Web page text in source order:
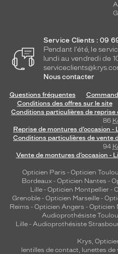
Service Clients : 09
Pendant l'été, le
lundi au vendredi de
Nous contacter
Questions fréquentes
Conditions des offres sur le site
Conditions particulières de reprise
86
Reprise de montures d’occasion
Conditions particulières de vente
94
Vente de montures d’occasion -
Opticien Paris - Opticien
Bordeaux- Opticien Nantes -
Lille - Opticien Montpellier -
Grenoble - Opticien Marseille -
Reims - Opticien Angers - Opticien
Audioprothésiste
Lille- Audioprothésiste
Krys,
lentilles de contact, lunettes de